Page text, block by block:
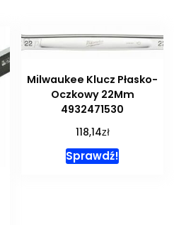
Milwaukee Klucz Płasko-
Oczkowy 22Mm
4932471530
118,14zł
Sprawdź!